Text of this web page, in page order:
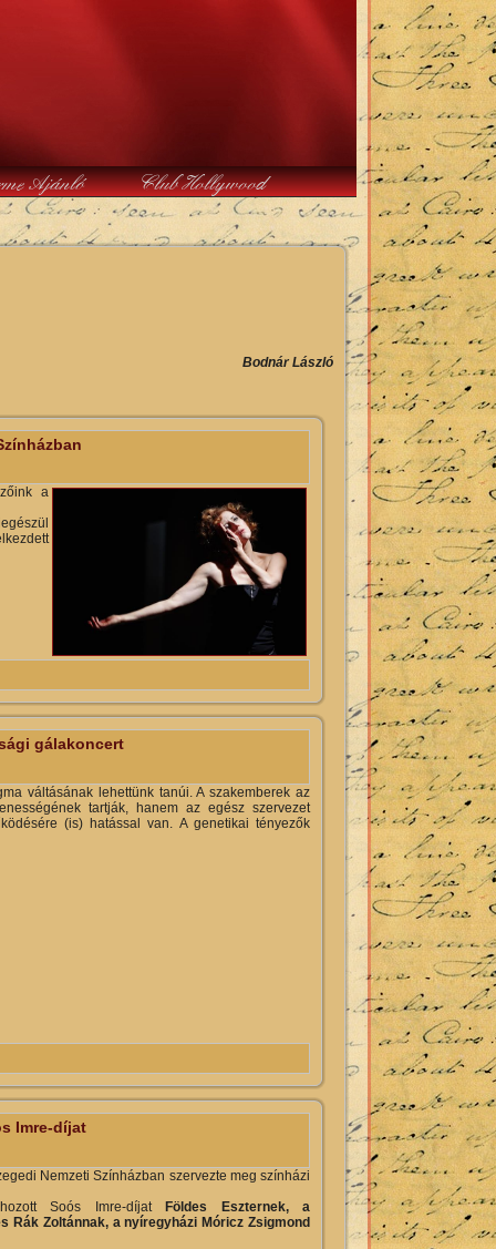
Ajánló Club Hollywood
Bodnár László
a
gálakoncert
váltásának lehettünk tanúi. A szakemberek az
tartják, hanem az egész szervezet
(is) hatással van. A genetikai tényezők
kapcsolatosan
Imre-díjat
Nemzeti Színházban szervezte meg színházi
Soós Imre-díjatFöldes Eszternek, a
Rák Zoltánnak, a nyíregyházi Móricz Zsigmond